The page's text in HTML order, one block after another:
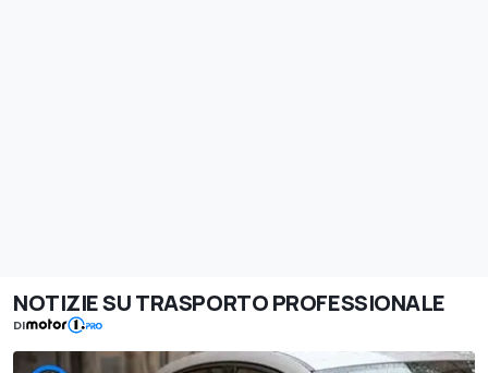
NOTIZIE SU TRASPORTO PROFESSIONALE
DI